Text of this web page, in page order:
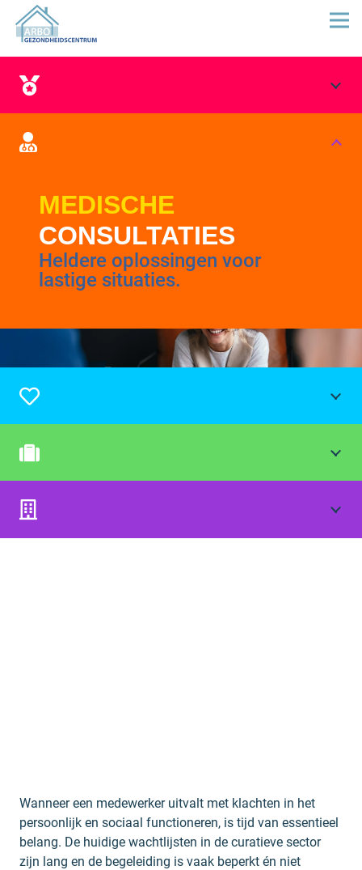
MEDISCHE
CONSULTATIES
Heldere oplossingen voor
lastige situaties.
Wanneer een medewerker uitvalt met klachten in het
persoonlijk en sociaal functioneren, is tijd van essentieel
belang. De huidige wachtlijsten in de curatieve sector
zijn lang en de begeleiding is vaak beperkt én niet